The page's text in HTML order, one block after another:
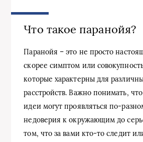
Что такое паранойя?
Паранойя – это не просто
скорее симптом или
которые характерны для
расстройств. Важно понимать,
идеи могут проявляться по-
недоверия к окружающим до
том, что за вами кто-то следит